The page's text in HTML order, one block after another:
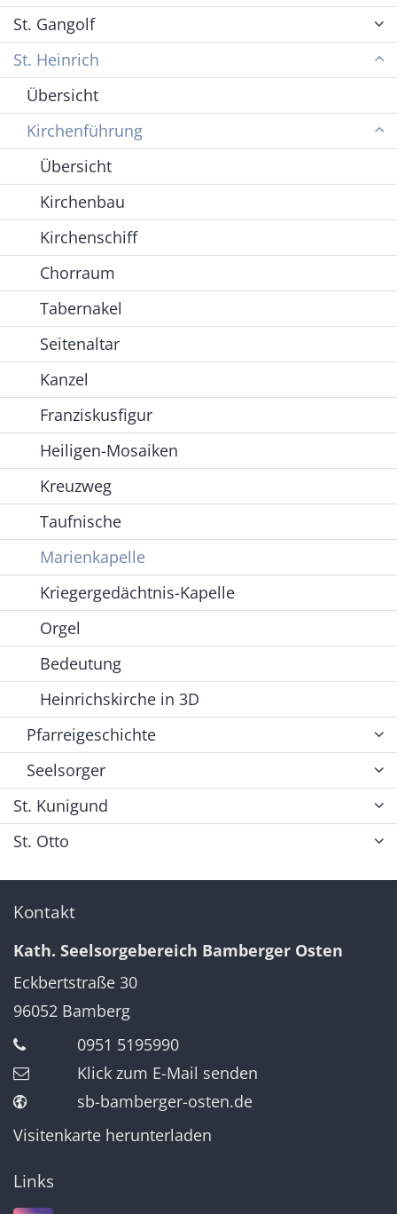
St. Gangolf
St. Heinrich
Übersicht
Kirchenführung
Übersicht
Kirchenbau
Kirchenschiff
Chorraum
Tabernakel
Seitenaltar
Kanzel
Franziskusfigur
Heiligen-Mosaiken
Kreuzweg
Taufnische
Marienkapelle
Kriegergedächtnis-Kapelle
Orgel
Bedeutung
Heinrichskirche in 3D
Pfarreigeschichte
Seelsorger
St. Kunigund
St. Otto
Kontakt
Kath. Seelsorgebereich Bamberger Osten
Eckbertstraße 30
96052 Bamberg
0951 5195990
Klick zum E-Mail senden
sb-bamberger-osten.de
Visitenkarte herunterladen
Links